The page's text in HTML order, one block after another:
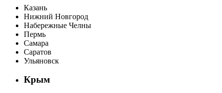
Казань
Нижний Новгород
Набережные Челны
Пермь
Самара
Саратов
Ульяновск
Крым